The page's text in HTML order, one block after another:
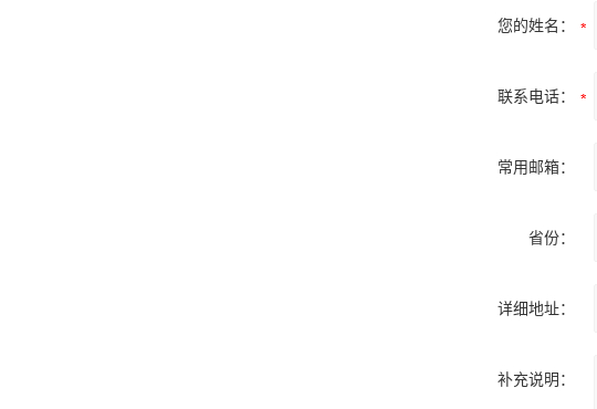
您的姓名：
联系电话：
常用邮箱：
省份：
详细地址：
补充说明：